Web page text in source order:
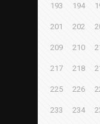
193 194
201 202
209 210
217 218
225 226
233 234